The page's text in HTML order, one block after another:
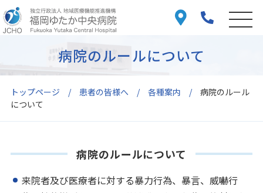
トップページ 患者の皆様へ 各種案内
病院のルール
について
病院のルールについて
病院のルールについて
来院者及び医療者に対する暴力行為、暴言、威嚇行